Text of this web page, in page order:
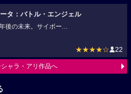
タ：バトル・エンジェル
後の未来。サイボー...
★★★★☆ 22
ャラ・アリ作品へ